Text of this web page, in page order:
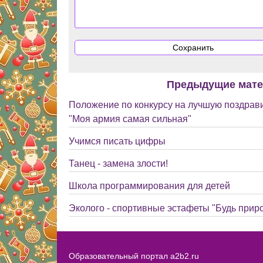
Предыдущие
Положение по конкурсу на лучшую
"Моя армия самая сильная"
Учимся писать цифры
Танец - замена злости!
Школа программирования для детей
Эколого - спортивные эстафеты "Будь
Образовательный портал a2b2.ru